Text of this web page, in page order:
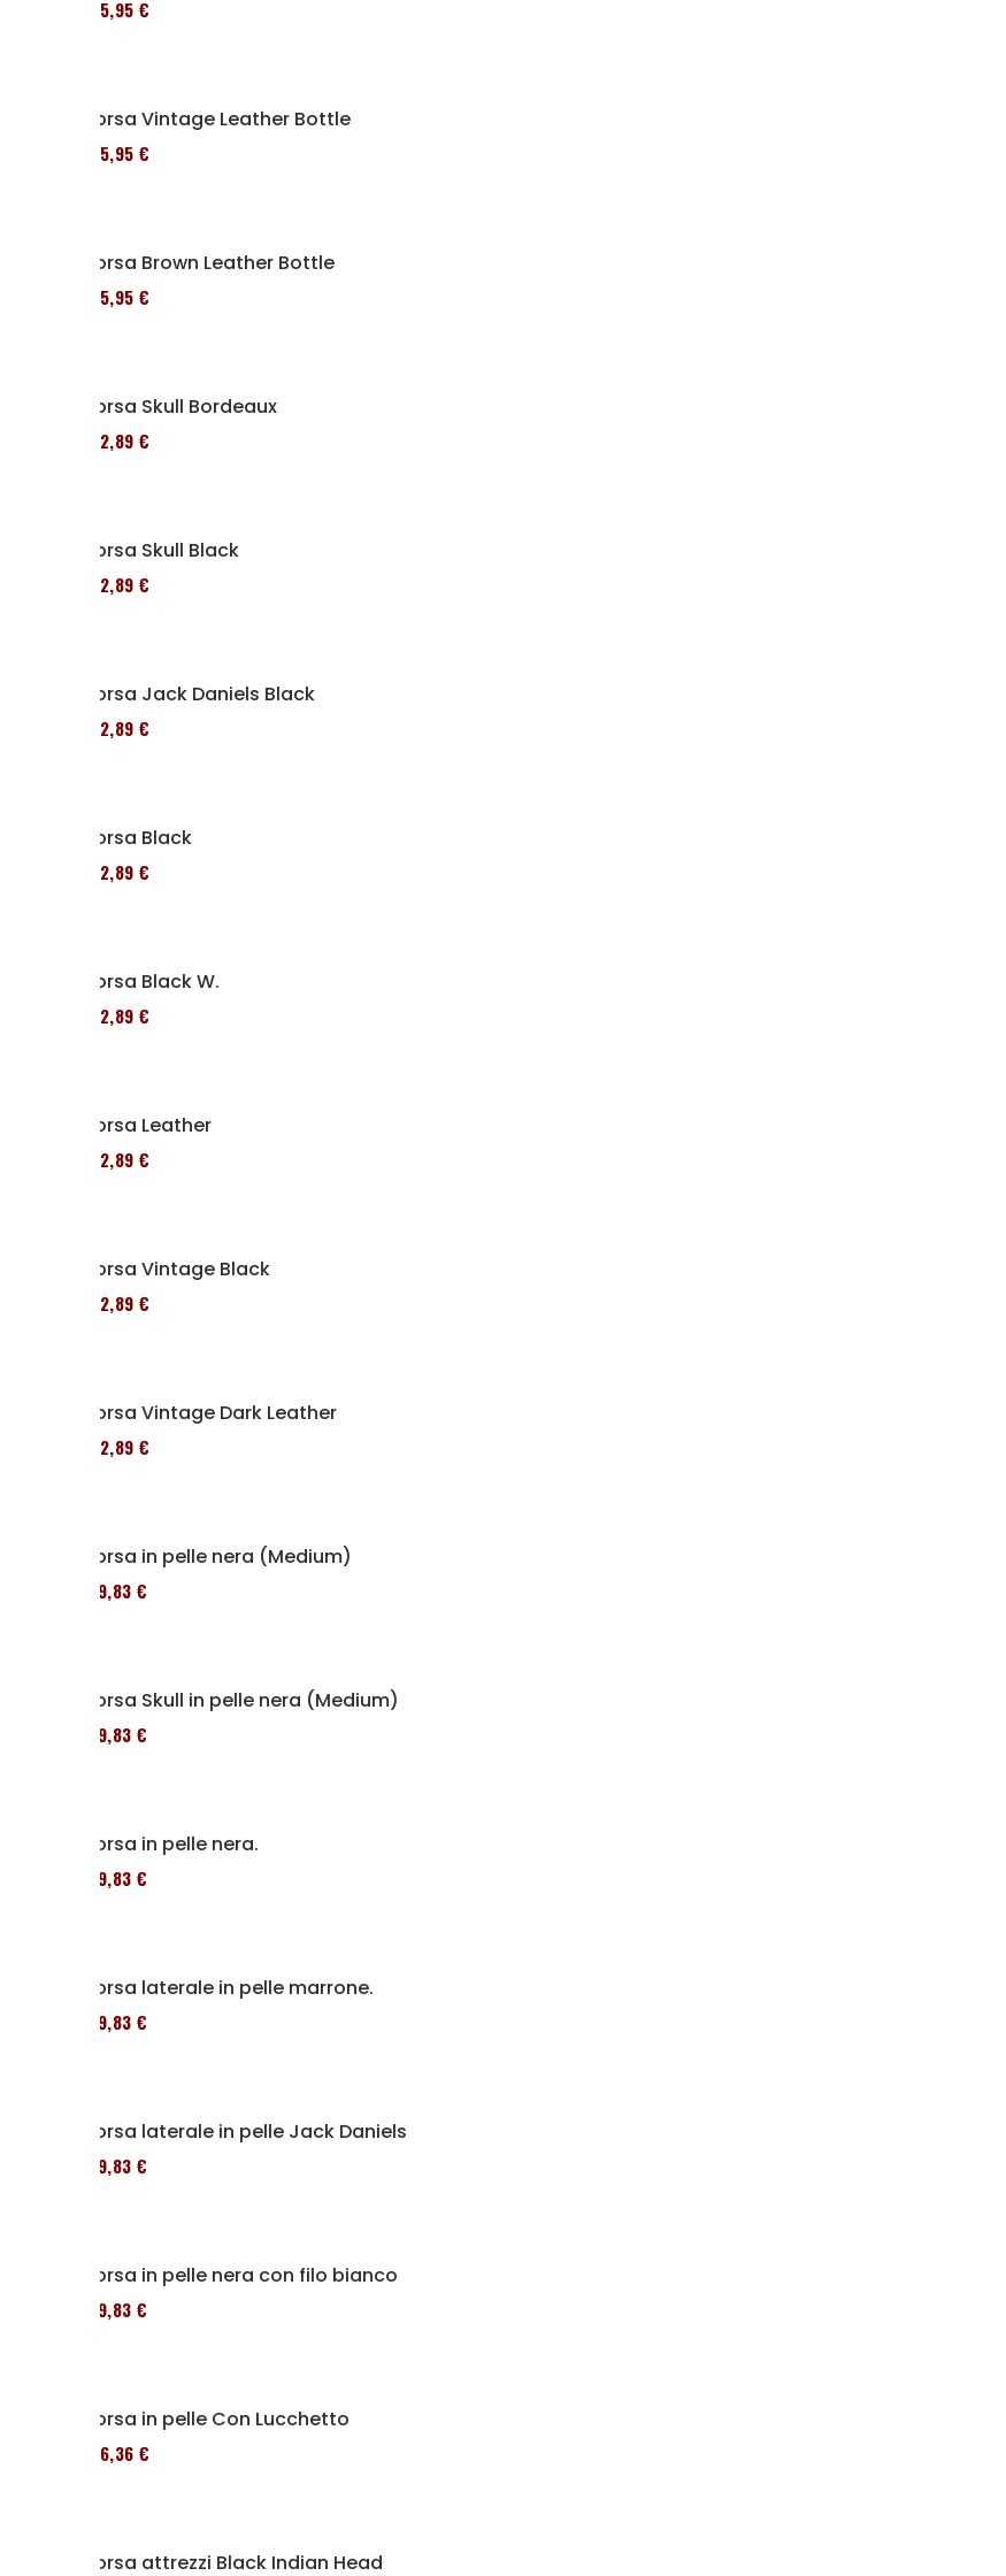
185,95 €
Borsa Vintage Leather Bottle
185,95 €
Borsa Brown Leather Bottle
185,95 €
Borsa Skull Bordeaux
152,89 €
Borsa Skull Black
152,89 €
Borsa Jack Daniels Black
152,89 €
Borsa Black
152,89 €
Borsa Black W.
152,89 €
Borsa Leather
152,89 €
Borsa Vintage Black
152,89 €
Borsa Vintage Dark Leather
152,89 €
Borsa in pelle nera (Medium)
119,83 €
Borsa Skull in pelle nera (Medium)
119,83 €
Borsa in pelle nera.
119,83 €
Borsa laterale in pelle marrone.
119,83 €
Borsa laterale in pelle Jack Daniels
119,83 €
Borsa in pelle nera con filo bianco
119,83 €
Borsa in pelle Con Lucchetto
136,36 €
Borsa attrezzi Black Indian Head